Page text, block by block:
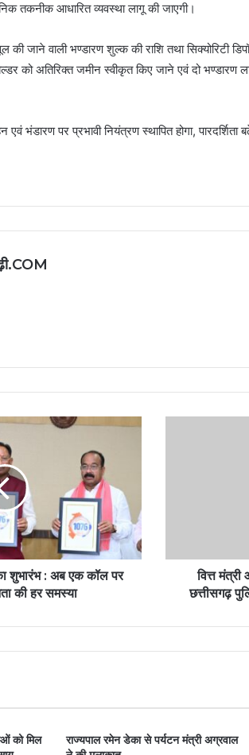
तकनीक आधारित व्यवस्था लागू की जाएगी।
की जाने वाली भण्डारण शुल्क की राशि तथा सिक्योरिटी
को अतिरिक्त जमीन स्वीकृत किए जाने एवं दो भण्डारण
भंडारण पर प्रभावी नियंत्रण स्थापित होगा, पारदर्शिता
शुभारंभ : अब एक कॉल पर
की हर समस्या
वित्त
छत्तीसगढ़
को मिल
राज्यपाल रमेन डेका से पर्यटन मंत्री अग्रवाल